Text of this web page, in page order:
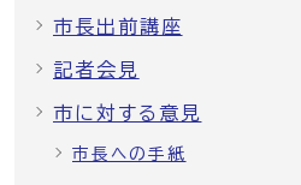
市長出前講座
記者会見
市に対する意見
市長への手紙